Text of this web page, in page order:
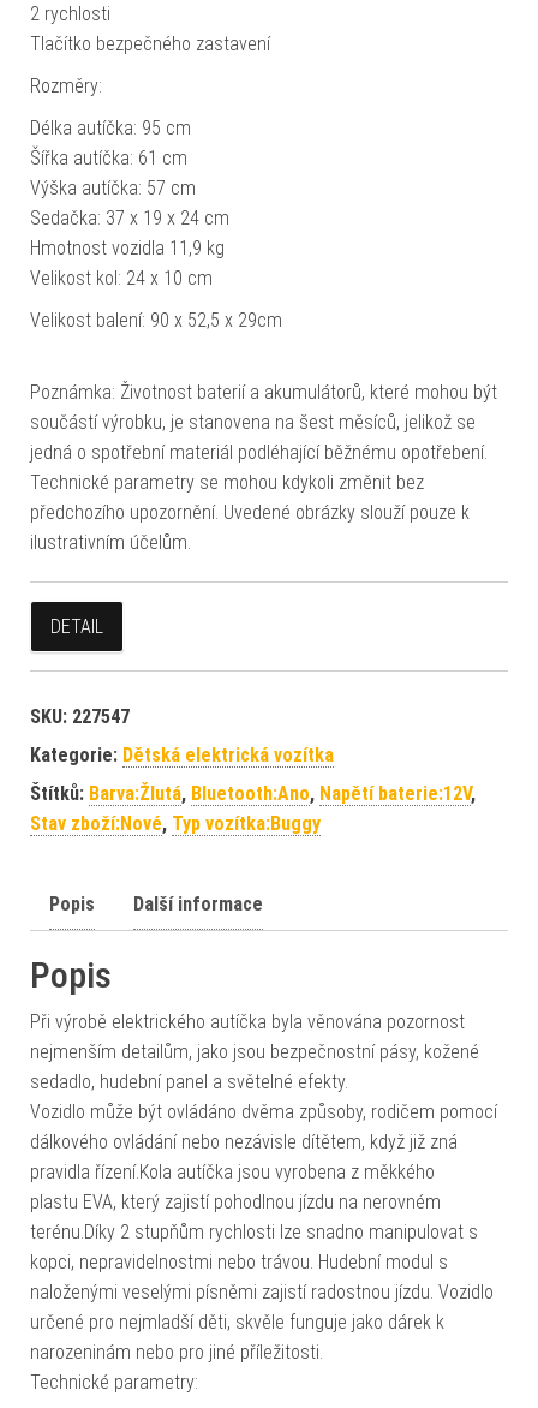
2 rychlosti
Tlačítko bezpečného zastavení
Rozměry:
Délka autíčka: 95 cm
Šířka autíčka: 61 cm
Výška autíčka: 57 cm
Sedačka: 37 x 19 x 24 cm
Hmotnost vozidla 11,9 kg
Velikost kol: 24 x 10 cm
Velikost balení: 90 x 52,5 x 29cm
Poznámka: Životnost baterií a akumulátorů, které mohou být
součástí výrobku, je stanovena na šest měsíců, jelikož se
jedná o spotřební materiál podléhající běžnému opotřebení.
Technické parametry se mohou kdykoli změnit bez
předchozího upozornění. Uvedené obrázky slouží pouze k
ilustrativním účelům.
DETAIL
SKU: 227547
Kategorie: Dětská elektrická vozítka
Štítků: Barva:Žlutá, Bluetooth:Ano, Napětí baterie:12V,
Stav zboží:Nové, Typ vozítka:Buggy
Popis Další informace
Popis
Při výrobě elektrického autíčka byla věnována pozornost
nejmenším detailům, jako jsou bezpečnostní pásy, kožené
sedadlo, hudební panel a světelné efekty.
Vozidlo může být ovládáno dvěma způsoby, rodičem pomocí
dálkového ovládání nebo nezávisle dítětem, když již zná
pravidla řízení.Kola autíčka jsou vyrobena z měkkého
plastu EVA, který zajistí pohodlnou jízdu na nerovném
terénu.Díky 2 stupňům rychlosti lze snadno manipulovat s
kopci, nepravidelnostmi nebo trávou. Hudební modul s
naloženými veselými písněmi zajistí radostnou jízdu. Vozidlo
určené pro nejmladší děti, skvěle funguje jako dárek k
narozeninám nebo pro jiné příležitosti.
Technické parametry: